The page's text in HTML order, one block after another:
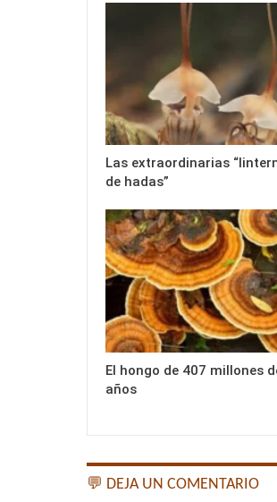
Las extraordinarias
de hadas”
El hongo de 407 millones
años
💬 DEJA UN COMENTARIO